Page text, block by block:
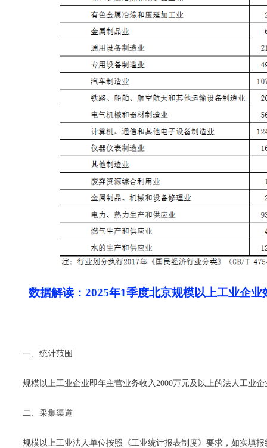
数据解读：2025年1季度北京规模以上工业企业
一、统计范围
规模以上工业企业即年主营业务收入2000万元及以上的法人工业企
二、采集渠道
规模以上工业法人单位按照《工业统计报表制度》要求，如实填报